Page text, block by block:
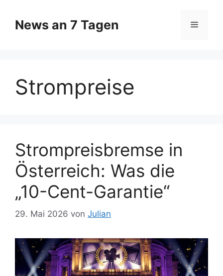
Inhalt
springen
News an 7 Tagen Menü
Strompreise
Strompreisbremse in
Österreich: Was die
„10-Cent-Garantie“
29. Mai 2026 von Julian